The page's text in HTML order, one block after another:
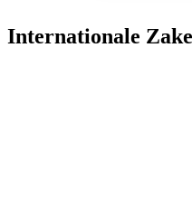
Internationale